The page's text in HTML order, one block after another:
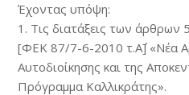
Έχοντας υπόψη:
1. Τις διατάξεις των
[ΦΕΚ 87/7-6-2010 τ.Α΄] «Νέα
Αυτοδιοίκησης και της
Πρόγραμμα Καλλικράτης».